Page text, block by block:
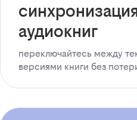
аудиокниг
переключайтесь между
версиями книги без